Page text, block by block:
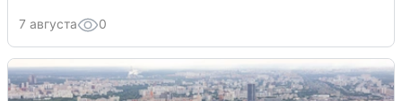
7 августа 0